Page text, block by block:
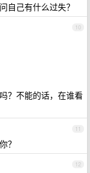
自己有什么过失？
10
？不能的话，在谁看
11
？
12